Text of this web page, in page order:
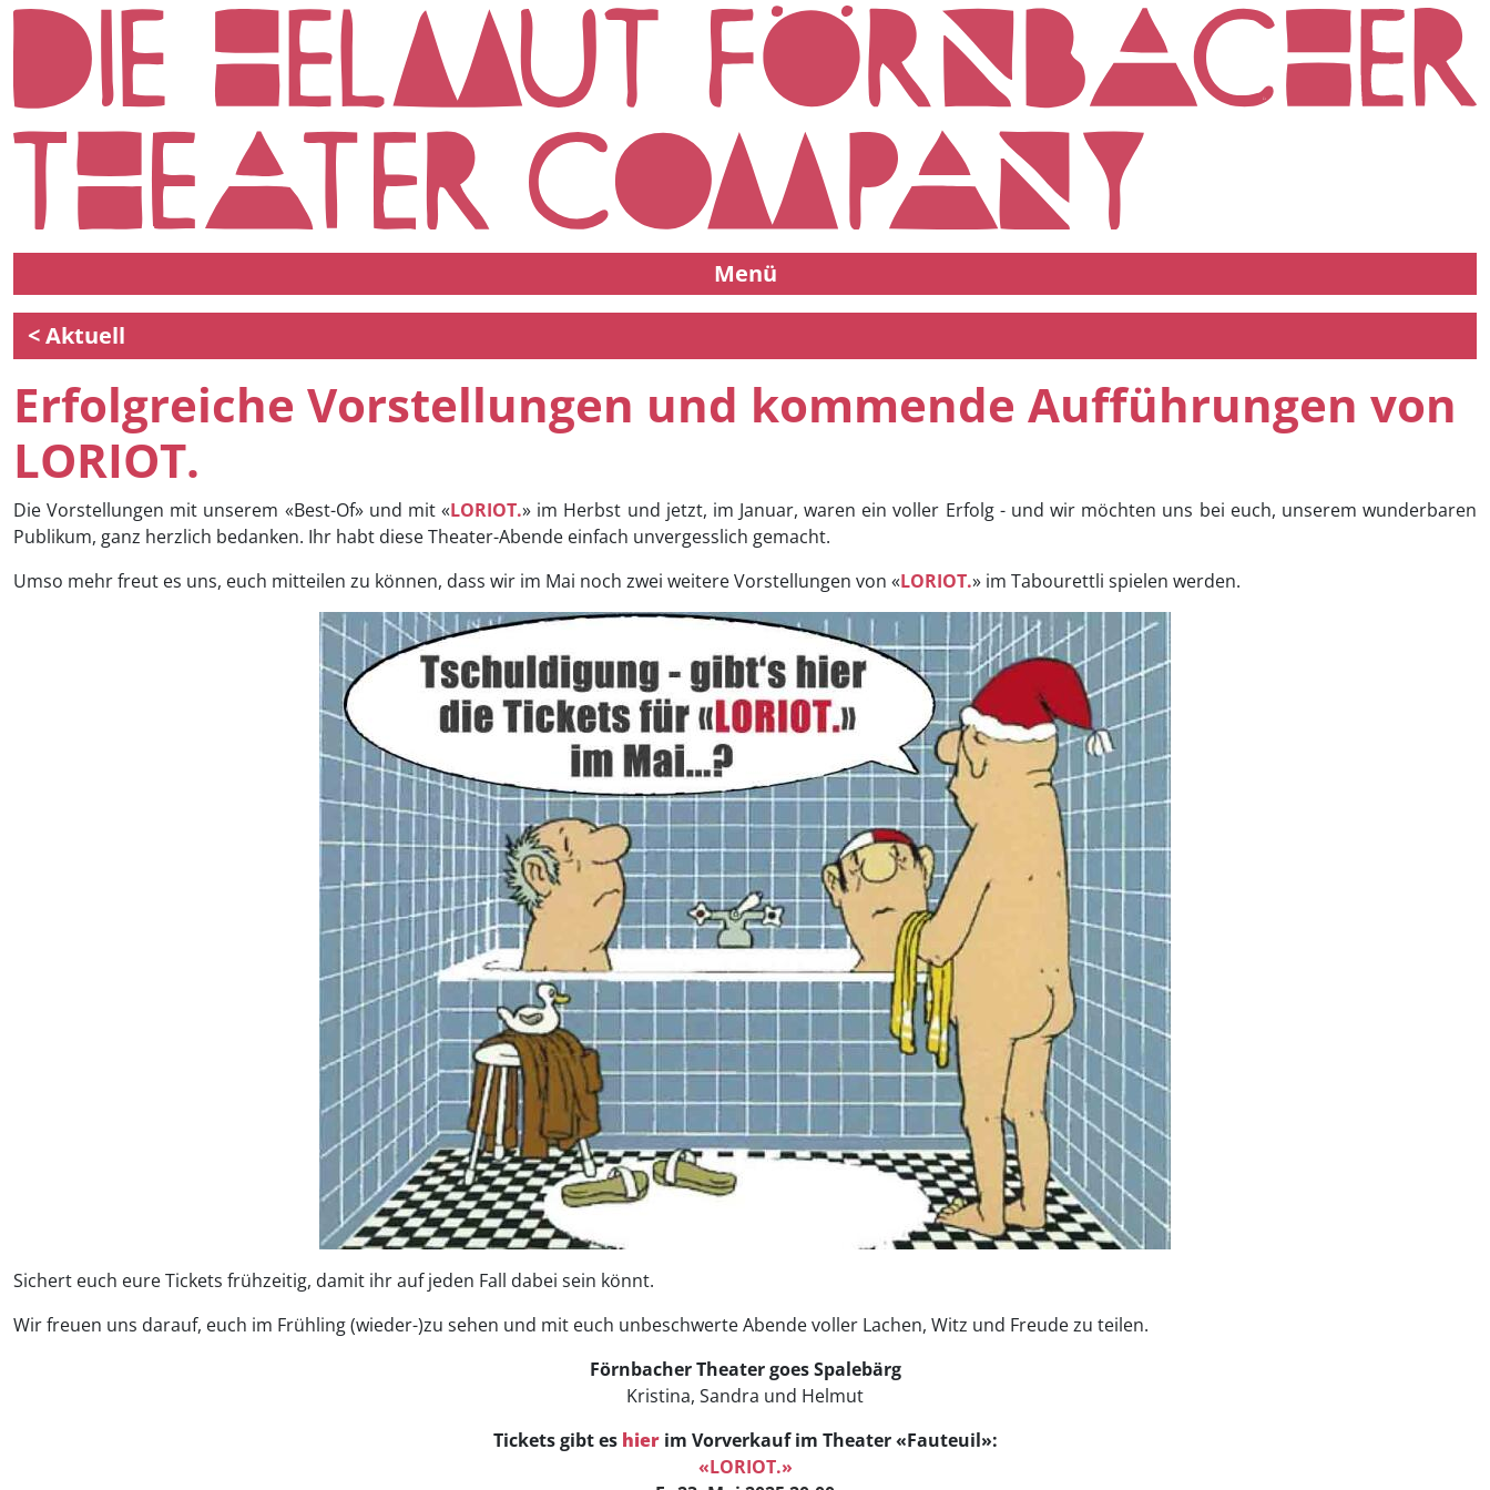
Menü
< Aktuell
Erfolgreiche Vorstellungen und kommende Aufführungen von
LORIOT.
Die Vorstellungen mit unserem «Best-Of» und mit «LORIOT.» im Herbst und jetzt, im Januar, waren ein voller Erfolg - und wir möchten uns bei euch, unserem wunderbaren
Publikum, ganz herzlich bedanken. Ihr habt diese Theater-Abende einfach unvergesslich gemacht.
Umso mehr freut es uns, euch mitteilen zu können, dass wir im Mai noch zwei weitere Vorstellungen von «LORIOT.» im Tabourettli spielen werden.
Sichert euch eure Tickets frühzeitig, damit ihr auf jeden Fall dabei sein könnt.
Wir freuen uns darauf, euch im Frühling (wieder-)zu sehen und mit euch unbeschwerte Abende voller Lachen, Witz und Freude zu teilen.
Förnbacher Theater goes Spalebärg
Kristina, Sandra und Helmut
Tickets gibt es hierim Vorverkauf im Theater «Fauteuil»:
«LORIOT.»